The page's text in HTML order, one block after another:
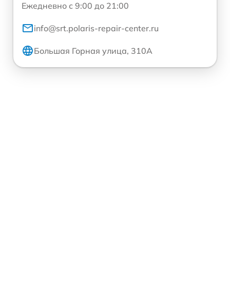
Ежедневно с 9:00 до 21:00
info@srt.polaris-repair-center.ru
Большая Горная улица, 310А